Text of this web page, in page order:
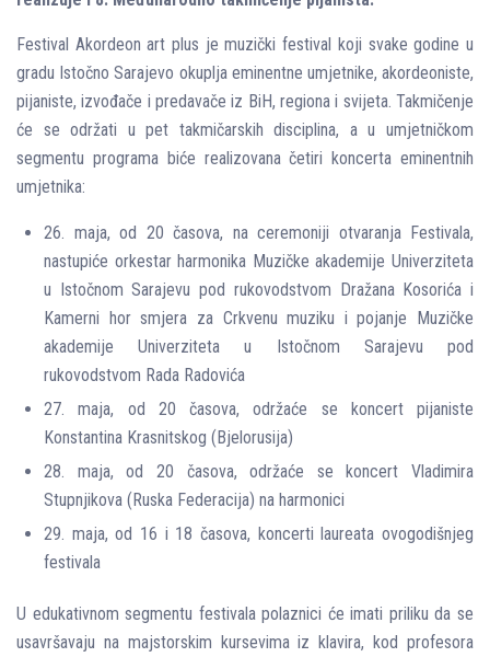
Festival Akordeon art plus je muzički festival koji svake godine u
gradu Istočno Sarajevo okuplja eminentne umjetnike, akordeoniste,
pijaniste, izvođače i predavače iz BiH, regiona i svijeta. Takmičenje
će se održati u pet takmičarskih disciplina, a u umjetničkom
segmentu programa biće realizovana četiri koncerta eminentnih
umjetnika:
26. maja, od 20 časova, na ceremoniji otvaranja Festivala,
nastupiće orkestar harmonika Muzičke akademije Univerziteta
u Istočnom Sarajevu pod rukovodstvom Dražana Kosorića i
Kamerni hor smjera za Crkvenu muziku i pojanje Muzičke
akademije Univerziteta u Istočnom Sarajevu pod
rukovodstvom Rada Radovića
27. maja, od 20 časova, održaće se koncert pijaniste
Konstantina Krasnitskog (Bjelorusija)
28. maja, od 20 časova, održaće se koncert Vladimira
Stupnjikova (Ruska Federacija) na harmonici
29. maja, od 16 i 18 časova, koncerti laureata ovogodišnjeg
festivala
U edukativnom segmentu festivala polaznici će imati priliku da se
usavršavaju na majstorskim kursevima iz klavira, kod profesora